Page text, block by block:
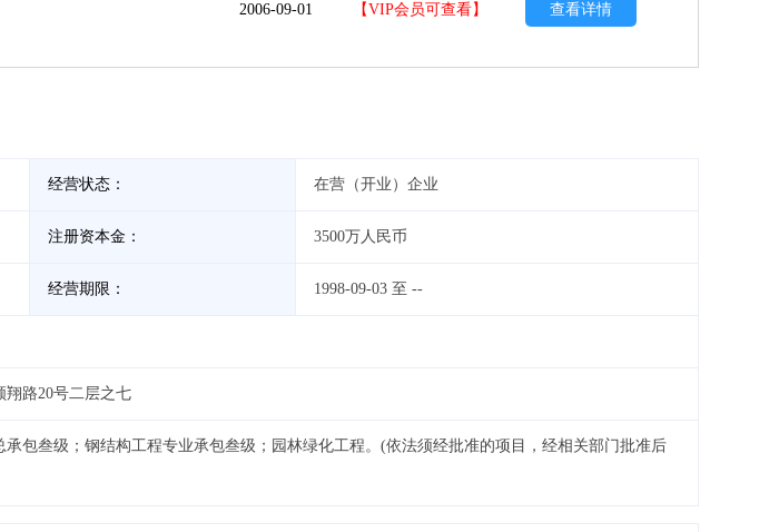
2006-09-01 【VIP会员可查看】 查看详情
经营状态： 在营（开业）企业
注册资本金： 3500万人民币
经营期限： 1998-09-03 至 --
翔路20号二层之七
包叁级；钢结构工程专业承包叁级；园林绿化工程。(依法须经批准的项目，经相关部门批准后